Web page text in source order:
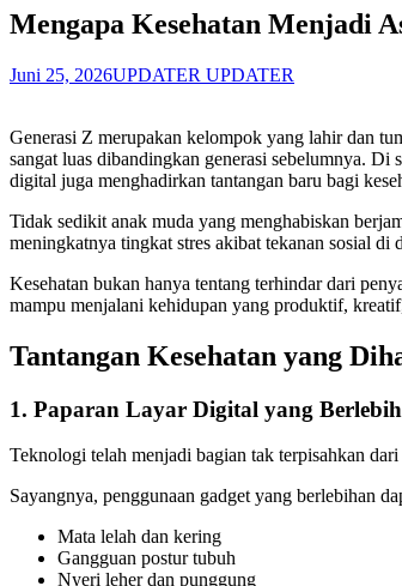
Mengapa Kesehatan Menjadi
Juni 25, 2026UPDATER UPDATER
Generasi Z merupakan kelompok yang lahir dan
sangat luas dibandingkan generasi sebelumnya.
digital juga menghadirkan tantangan baru bagi
Tidak sedikit anak muda yang menghabiskan
meningkatnya tingkat stres akibat tekanan sosial di
Kesehatan bukan hanya tentang terhindar dari
mampu menjalani kehidupan yang produktif,
Tantangan Kesehatan yang
1. Paparan Layar Digital yang
Teknologi telah menjadi bagian tak terpisahkan
Sayangnya, penggunaan gadget yang berlebihan
Mata lelah dan kering
Gangguan postur tubuh
Nyeri leher dan punggung